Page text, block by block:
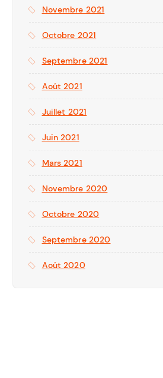
Novembre 2021
Octobre 2021
Septembre 2021
Août 2021
Juillet 2021
Juin 2021
Mars 2021
Novembre 2020
Octobre 2020
Septembre 2020
Août 2020